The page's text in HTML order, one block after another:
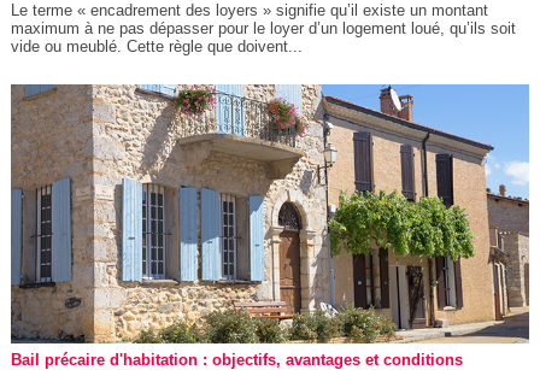
Le terme « encadrement des loyers » signifie qu’il existe un montant
maximum à ne pas dépasser pour le loyer d’un logement loué, qu’ils soit
vide ou meublé. Cette règle que doivent...
Bail précaire d'habitation : objectifs, avantages et conditions